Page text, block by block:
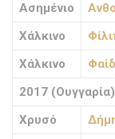
Ασημένιο
Χάλκινο
Χάλκινο
2017 (Ουγγαρία)
Χρυσό